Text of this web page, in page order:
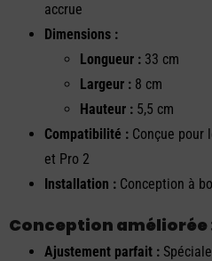
accrue
Dimensions :
Longueur : 33 cm
Largeur : 8 cm
Hauteur : 5,5 cm
Compatibilité : Conçue pour
et Pro 2
Installation : Conception à
Conception améliorée
Ajustement parfait :